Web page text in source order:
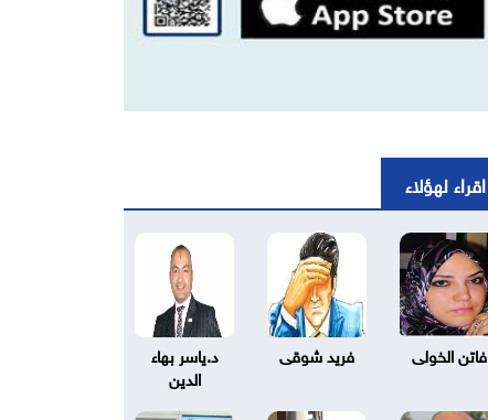
اقراء لهؤلاء
فاتن الخولى فريد شوقى
د.ياسر بهاء
الدين